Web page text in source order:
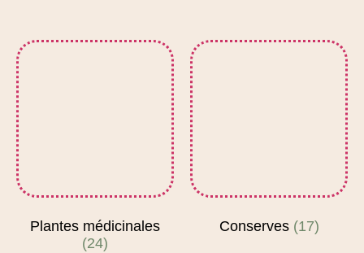
Plantes médicinales
(24)
Conserves (17)